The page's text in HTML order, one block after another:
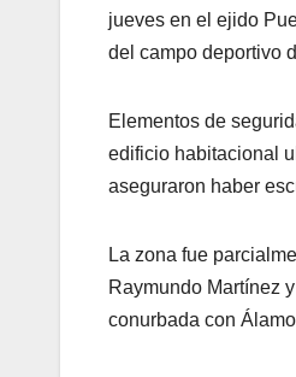
jueves en el ejido
del campo deportivo
Elementos de
edificio habitacional
aseguraron haber
La zona fue
Raymundo Martínez
conurbada con